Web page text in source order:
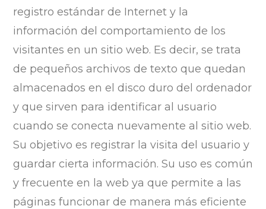
registro estándar de Internet y la
información del comportamiento de los
visitantes en un sitio web. Es decir, se trata
de pequeños archivos de texto que quedan
almacenados en el disco duro del ordenador
y que sirven para identificar al usuario
cuando se conecta nuevamente al sitio web.
Su objetivo es registrar la visita del usuario y
guardar cierta información. Su uso es común
y frecuente en la web ya que permite a las
páginas funcionar de manera más eficiente